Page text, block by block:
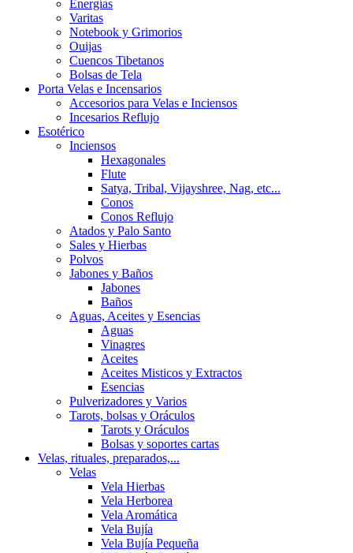
Energías
Varitas
Notebook y Grimorios
Ouijas
Cuencos Tibetanos
Bolsas de Tela
Porta Velas e Incensarios
Accesorios para Velas e Inciensos
Incesarios Reflujo
Esotérico
Inciensos
Hexagonales
Flute
Satya, Tribal, Vijayshree, Nag, etc...
Conos
Conos Reflujo
Atados y Palo Santo
Sales y Hierbas
Polvos
Jabones y Baños
Jabones
Baños
Aguas, Aceites y Esencias
Aguas
Vinagres
Aceites
Aceites Misticos y Extractos
Esencias
Pulverizadores y Varios
Tarots, bolsas y Oráculos
Tarots y Oráculos
Bolsas y soportes cartas
Velas, rituales, preparados,...
Velas
Vela Hierbas
Vela Herborea
Vela Aromática
Vela Bujía
Vela Bujía Pequeña